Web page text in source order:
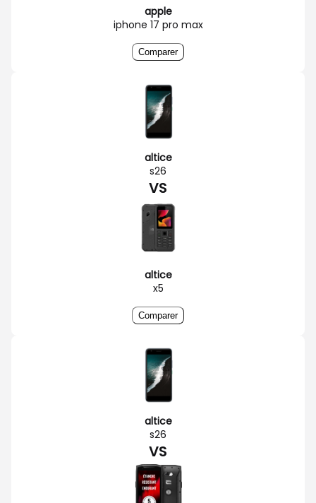
apple
iphone 17 pro max
Comparer
altice
s26
VS
altice
x5
Comparer
altice
s26
VS